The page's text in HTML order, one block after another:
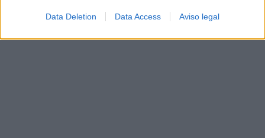
Data Deletion Data Access Aviso legal